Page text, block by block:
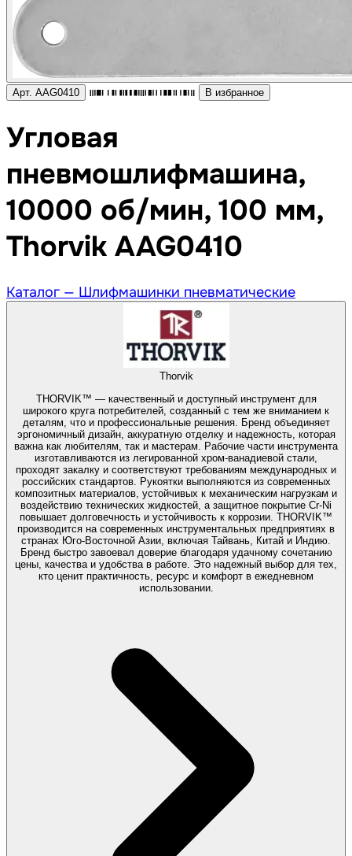
Арт. AAG0410 В избранное
Угловая
пневмошлифмашина,
10000 об/мин, 100 мм,
Thorvik AAG0410
Каталог — Шлифмашинки пневматические
Thorvik
THORVIK™ — качественный и доступный инструмент для
широкого круга потребителей, созданный с тем же вниманием к
деталям, что и профессиональные решения. Бренд объединяет
эргономичный дизайн, аккуратную отделку и надежность, которая
важна как любителям, так и мастерам. Рабочие части инструмента
изготавливаются из легированной хром-ванадиевой стали,
проходят закалку и соответствуют требованиям международных и
российских стандартов. Рукоятки выполняются из современных
композитных материалов, устойчивых к механическим нагрузкам и
воздействию технических жидкостей, а защитное покрытие Cr-Ni
повышает долговечность и устойчивость к коррозии. THORVIK™
производится на современных инструментальных предприятиях в
странах Юго-Восточной Азии, включая Тайвань, Китай и Индию.
Бренд быстро завоевал доверие благодаря удачному сочетанию
цены, качества и удобства в работе. Это надежный выбор для тех,
кто ценит практичность, ресурс и комфорт в ежедневном
использовании.